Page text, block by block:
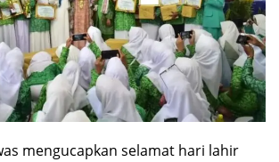
mengucapkan selamat hari lahir